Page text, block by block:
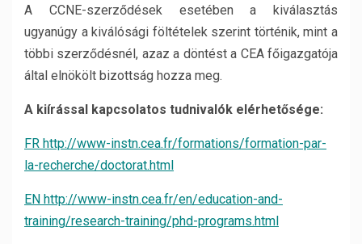
A CCNE-szerződések esetében a kiválasztás
ugyanúgy a kiválósági föltételek szerint történik, mint a
többi szerződésnél, azaz a döntést a CEA főigazgatója
által elnökölt bizottság hozza meg.
A kiírással kapcsolatos tudnivalók elérhetősége:
FR http://www-instn.cea.fr/formations/formation-par-
la-recherche/doctorat.html
EN http://www-instn.cea.fr/en/education-and-
training/research-training/phd-programs.html